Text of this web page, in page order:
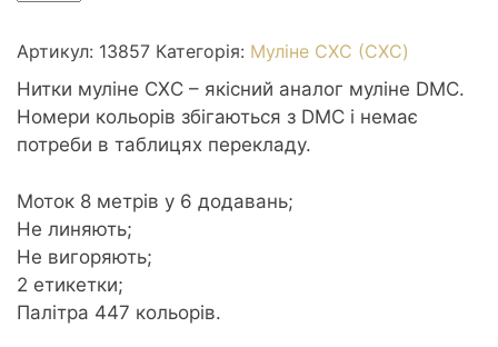
Rosewood
dk
-
Рожевого
дерева
кількість
Артикул: 13857 Категорія: Муліне СХС (CXC)
Нитки муліне СХС – якісний аналог муліне DMC.
Номери кольорів збігаються з DMC і немає
потреби в таблицях перекладу.
Моток 8 метрів у 6 додавань;
Не линяють;
Не вигоряють;
2 етикетки;
Палітра 447 кольорів.